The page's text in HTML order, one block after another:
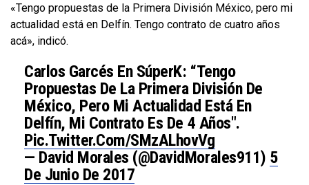
«Tengo propuestas de la Primera División México, pero mi
actualidad está en Delfín. Tengo contrato de cuatro años
acá», indicó.
Carlos Garcés En SúperK: “Tengo
Propuestas De La Primera División De
México, Pero Mi Actualidad Está En
Delfín, Mi Contrato Es De 4 Años".
Pic.twitter.com/sMzALhovVg
— David Morales (@DavidMorales911) 5
De Junio De 2017